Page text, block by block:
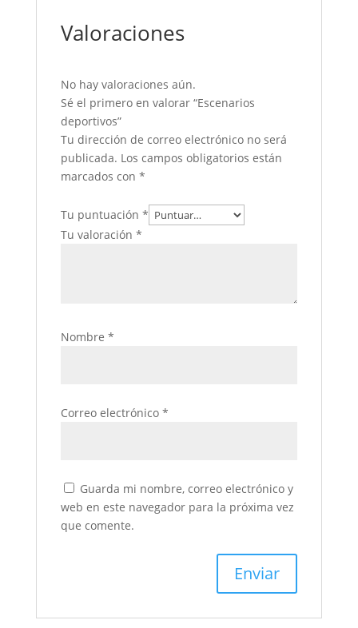
Valoraciones
No hay valoraciones aún.
Sé el primero en valorar “Escenarios
deportivos”
Tu dirección de correo electrónico no será
publicada. Los campos obligatorios están
marcados con *
Tu puntuación *
Tu valoración *
Nombre *
Correo electrónico *
Guarda mi nombre, correo electrónico y
web en este navegador para la próxima vez
que comente.